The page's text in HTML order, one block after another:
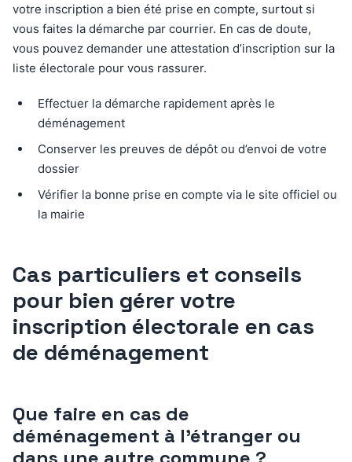
votre inscription a bien été prise en compte, surtout si
vous faites la démarche par courrier. En cas de doute,
vous pouvez demander une attestation d’inscription sur la
liste électorale pour vous rassurer.
Effectuer la démarche rapidement après le
déménagement
Conserver les preuves de dépôt ou d’envoi de votre
dossier
Vérifier la bonne prise en compte via le site officiel ou
la mairie
Cas particuliers et conseils
pour bien gérer votre
inscription électorale en cas
de déménagement
Que faire en cas de
déménagement à l’étranger ou